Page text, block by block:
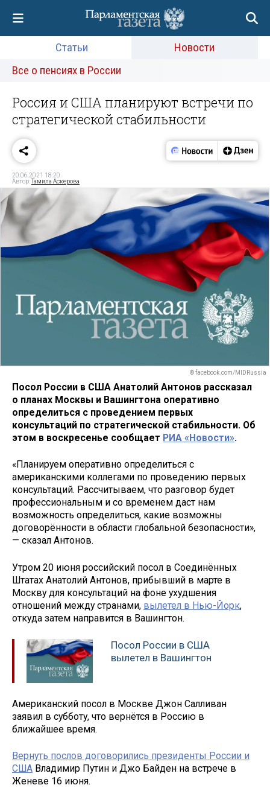
Статьи
Новости
Все о пенсиях в России
Россия и США планируют встречи по
стратегической стабильности
20.06.2021 18:20
Автор:Тамила Аскерова
© facebook.com/MIDRussia
Посол России в США Анатолий Антонов рассказал
о планах Москвы и Вашингтона оперативно
определиться с проведением первых
консультаций по стратегической стабильности. Об
этом в воскресенье сообщает РИА «Новости».
«Планируем оперативно определиться с
американскими коллегами по проведению первых
консультаций. Рассчитываем, что разговор будет
профессиональным и со временем даст нам
возможность определиться, какие возможны
договорённости в области глобальной безопасности»,
— сказал Антонов.
Утром 20 июня российский посол в Соединённых
Штатах Анатолий Антонов, прибывший в марте в
Москву для консультаций на фоне ухудшения
отношений между странами, вылетел в Нью-Йорк,
откуда затем направится в Вашингтон.
Посол России в США
вылетел в Вашингтон
Американский посол в Москве Джон Салливан
заявил в субботу, что вернётся в Россию в
ближайшее время.
Вернуть послов договорились президенты России и
США Владимир Путин и Джо Байден на встрече в
Женеве 16 июня.